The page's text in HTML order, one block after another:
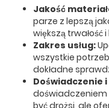
Jakość
parze z lepszą
większą
Zakres usług:
wszystkie
dokładne
Doświadczenie
być drożsi, ale